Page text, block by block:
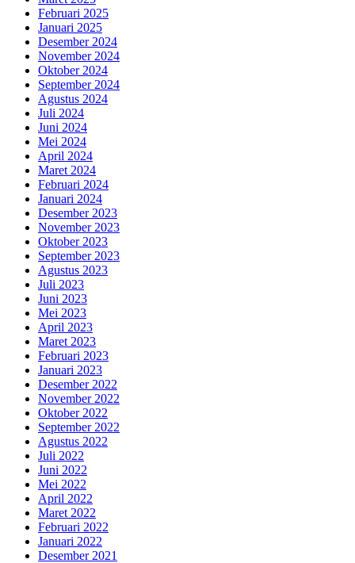
Februari 2025
Januari 2025
Desember 2024
November 2024
Oktober 2024
September 2024
Agustus 2024
Juli 2024
Juni 2024
Mei 2024
April 2024
Maret 2024
Februari 2024
Januari 2024
Desember 2023
November 2023
Oktober 2023
September 2023
Agustus 2023
Juli 2023
Juni 2023
Mei 2023
April 2023
Maret 2023
Februari 2023
Januari 2023
Desember 2022
November 2022
Oktober 2022
September 2022
Agustus 2022
Juli 2022
Juni 2022
Mei 2022
April 2022
Maret 2022
Februari 2022
Januari 2022
Desember 2021